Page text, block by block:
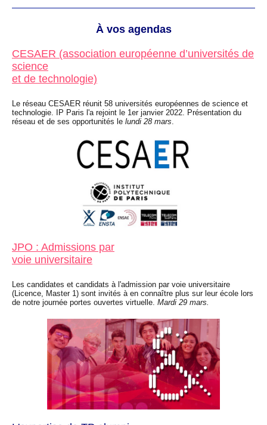
À vos agendas
CESAER (association européenne d’universités de
science
et de technologie)
Le réseau CESAER réunit 58 universités européennes de science et
technologie. IP Paris l'a rejoint le 1er janvier 2022. Présentation du
réseau et de ses opportunités le lundi 28 mars.
JPO : Admissions par
voie universitaire
Les candidates et candidats à l'admission par voie universitaire
(Licence, Master 1) sont invités à en connaître plus sur leur école lors
de notre journée portes ouvertes virtuelle. Mardi 29 mars.